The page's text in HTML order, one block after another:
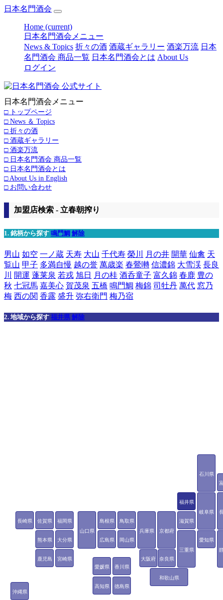
日本名門酒会
Home (current)
日本名門酒会メニュー
News & Topics 折々の酒 酒蔵ギャラリー 酒楽万流 日本
名門酒会 商品一覧 日本名門酒会とは About Us
ログイン
日本名門酒会メニュー
□ トップページ
□ News ＆ Topics
□ 折々の酒
□ 酒蔵ギャラリー
□ 酒楽万流
□ 日本名門酒会 商品一覧
□ 日本名門酒会とは
□ About Us in English
□ お問い合わせ
加盟店検索 - 立春朝搾り
1. 銘柄から探す 鳴門鯛 解除
男山 如空 一ノ蔵 天寿 大山 千代寿 榮川 月の井 開華 仙禽 天
覧山 甲子 多満自慢 越の誉 萬歳楽 春鶯囀 信濃錦 大雪渓 長良
川
開運 蓬莱泉 若戎 旭日 月の桂 酒呑童子 富久錦 春鹿 豊の
秋 七冠馬 嘉美心 賀茂泉 五橋 鳴門鯛 梅錦 司牡丹 萬代 窓乃
梅 西の関 香露 盛升 弥右衛門 梅乃宿
2. 地域から探す 福井県 解除
石川県
福井県
岐阜県
愛知県
三重県
滋賀県
京都府
大阪府
兵庫県
奈良県
和歌山県
鳥取県
島根県
岡山県
広島県
山口県
徳島県
香川県
愛媛県
高知県
福岡県
佐賀県
長崎県
熊本県 大分県
宮崎県
鹿児島
沖縄県